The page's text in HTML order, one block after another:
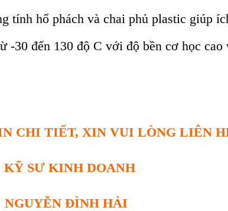
tính hổ phách và chai phủ plastic giúp
30 đến 130 độ C với độ bền cơ học
CHI TIẾT, XIN VUI LÒNG LIÊN
KỸ SƯ KINH DOANH
NGUYỄN ĐÌNH HẢI